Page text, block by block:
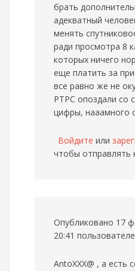
брать
адекватный
менять
ради просмотра 8
которых ничего
еще платить за
все равно же не
РТРС опоздали со
цифры, нааамного
Войдите или
чтобы отправлять
Опубликовано 17
20:41
AntoXXX@ , а есть